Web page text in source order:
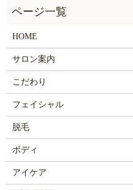
HOME
サロン案内
こだわり
フェイシャル
脱毛
ボディ
アイケア